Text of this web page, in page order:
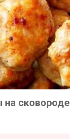
сковороде